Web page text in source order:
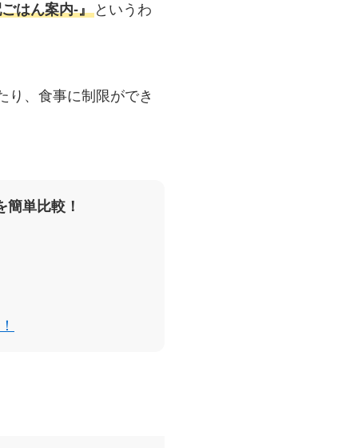
はん案内‐』 というわ
り、食事に制限ができ
単比較！